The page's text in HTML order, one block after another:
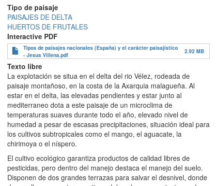
Tipo de paisaje
PAISAJES DE DELTA
HUERTOS DE FRUTALES
Interactive PDF
Tipos de paisajes nacionales (España) y el carácter paisajístico
- Jesus Villena.pdf
2.92 MB
Texto libre
La explotación se situa en el delta del rio Vélez, rodeada de
paisaje montañoso, en la costa de la Axarquia malagueña. Al
estar en el delta, las elevadas pendientes y estar junto al
mediterraneo dota a este paisaje de un microclima de
temperaturas suaves durante todo el año, elevado nivel de
humedad a pesar de escasas precipitaciones, situación ideal para
los cultivos subtropicales como el mango, el aguacate, la
chirimoya o el níspero.
El cultivo ecológico garantiza productos de calidad libres de
pesticidas, pero dentro del manejo destaca el manejo del suelo.
Disponen de dos grandes terrazas para salvar el desnivel, donde